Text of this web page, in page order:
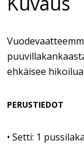
ehkäisee hikoilua.
PERUSTIEDOT
• Setti: 1